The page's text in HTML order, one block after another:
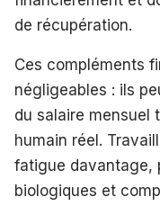
de récupération.
Ces compléments
négligeables : ils
du salaire mensuel
humain réel.
fatigue davantage,
biologiques et